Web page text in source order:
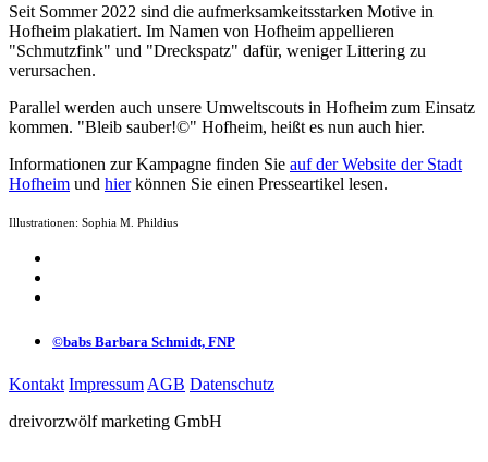
Seit Sommer 2022 sind die aufmerksamkeitsstarken Motive in
Hofheim plakatiert. Im Namen von Hofheim appellieren
"Schmutzfink" und "Dreckspatz" dafür, weniger Littering zu
verursachen.
Parallel werden auch unsere Umweltscouts in Hofheim zum Einsatz
kommen. "Bleib sauber!©" Hofheim, heißt es nun auch hier.
Informationen zur Kampagne finden Sie auf der Website der Stadt
Hofheim und hierkönnen Sie einen Presseartikel lesen.
Illustrationen: Sophia M. Phildius
©babs Barbara Schmidt, FNP
Kontakt Impressum AGB Datenschutz
dreivorzwölf marketing GmbH